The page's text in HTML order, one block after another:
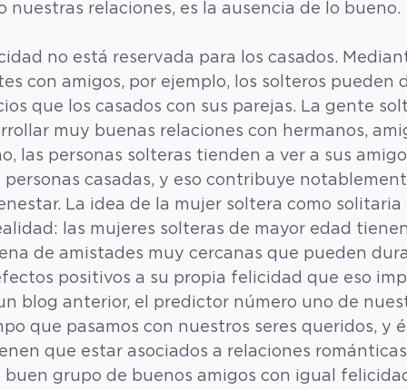
nuestras relaciones, es la ausencia de lo bueno.
no está reservada para los casados.
con amigos, por ejemplo, los solteros
que los casados con sus parejas. La gente
muy buenas relaciones con hermanos,
las personas solteras tienden a ver a sus
casadas, y eso contribuye
La idea de la mujer soltera como
las mujeres solteras de mayor edad
de amistades muy cercanas que pueden
positivos a su propia felicidad que eso
blog anterior, el predictor número uno de
que pasamos con nuestros seres queridos, y
que estar asociados a relaciones
buen grupo de buenos amigos con igual